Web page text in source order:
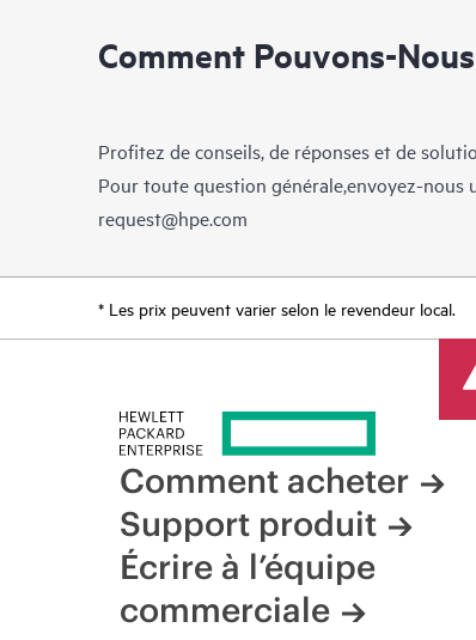
Comment Pouvons-
Profitez de conseils, de réponses et de
Pour toute question générale,envoyez-nous
request@hpe.com
* Les prix peuvent varier selon le revendeur local.
Comment acheter
Support produit
Écrire à l’équipe
commerciale